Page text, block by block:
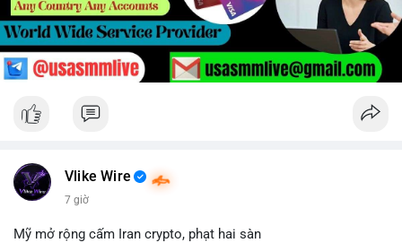
Vlike Wire
7 giờ
Mỹ mở rộng cấm Iran crypto, phạt hai sàn